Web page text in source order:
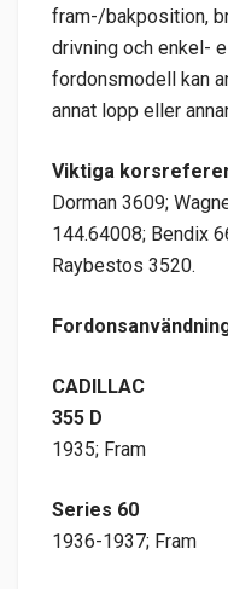
fram-/bakposition,
drivning och enkel-
fordonsmodell kan
annat lopp eller
Viktiga
Dorman 3609;
144.64008; Bendix
Raybestos 3520.
CADILLAC
355 D
1935; Fram
Series 60
1936-1937; Fram